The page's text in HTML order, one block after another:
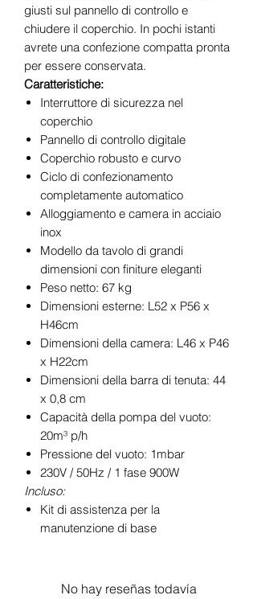
giusti sul pannello di controllo e
chiudere il coperchio. In pochi istanti
avrete una confezione compatta pronta
per essere conservata.
Caratteristiche:
Interruttore di sicurezza nel
coperchio
Pannello di controllo digitale
Coperchio robusto e curvo
Ciclo di confezionamento
completamente automatico
Alloggiamento e camera in acciaio
inox
Modello da tavolo di grandi
dimensioni con finiture eleganti
Peso netto: 67 kg
Dimensioni esterne: L52 x P56 x
H46cm
Dimensioni della camera: L46 x P46
x H22cm
Dimensioni della barra di tenuta: 44
x 0,8 cm
Capacità della pompa del vuoto:
20m³ p/h
Pressione del vuoto: 1mbar
230V / 50Hz / 1 fase 900W
Incluso:
Kit di assistenza per la
manutenzione di base
No hay reseñas todavía